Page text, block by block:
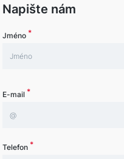
Napište nám
Jméno *
E-mail *
Telefon *